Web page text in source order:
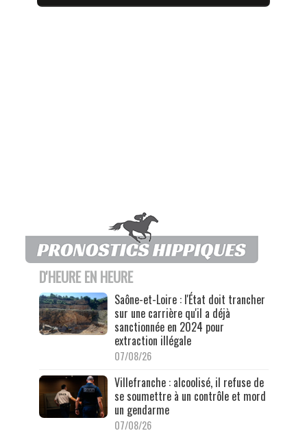
D'HEURE EN HEURE
Saône-et-Loire : l'État doit trancher
sur une carrière qu'il a déjà
sanctionnée en 2024 pour
extraction illégale
07/08/26
Villefranche : alcoolisé, il refuse de
se soumettre à un contrôle et mord
un gendarme
07/08/26